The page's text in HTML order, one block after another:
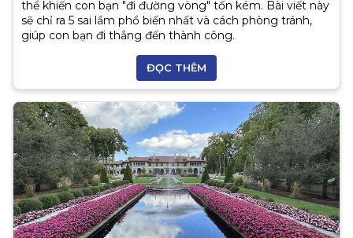
thể khiến con bạn "đi đường vòng" tốn kém. Bài viết này
sẽ chỉ ra 5 sai lầm phổ biến nhất và cách phòng tránh,
giúp con bạn đi thẳng đến thành công.
ĐỌC THÊM